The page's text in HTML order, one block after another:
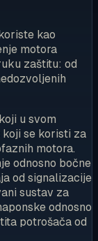
kao
motora
zaštitu: od
u svom
se koristi za
motora.
odnosno bočne
od signalizacije
sustav za
odnosno
potrošača od